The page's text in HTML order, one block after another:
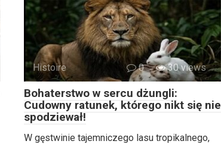
Histoire 0 30 views
Bohaterstwo w sercu dżungli:
Cudowny ratunek, którego nikt się nie
spodziewał!
W gęstwinie tajemniczego lasu tropikalnego,